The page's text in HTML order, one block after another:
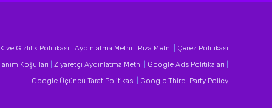
ve Gizlilik Politikası Aydınlatma Metni Rıza Metni
Çerez Politikası
Koşulları Ziyaretçi Aydınlatma Metni Google Ads Politikaları
Google Üçüncü Taraf Politikası
Google Third-Party Policy